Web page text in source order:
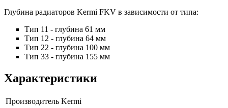
Глубина радиаторов Kermi FKV в зависимости от типа:
Тип 11 - глубина 61 мм
Тип 12 - глубина 64 мм
Тип 22 - глубина 100 мм
Тип 33 - глубина 155 мм
Характеристики
Производитель Kermi